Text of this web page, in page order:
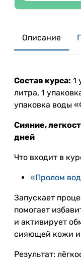
Описание
Состав курса: 1
литра, 1
упаковка воды
Сияние,
дней
Что входит в
«Пролом
Запускает
помогает
и активирует
сияющей кожи и
Результат: